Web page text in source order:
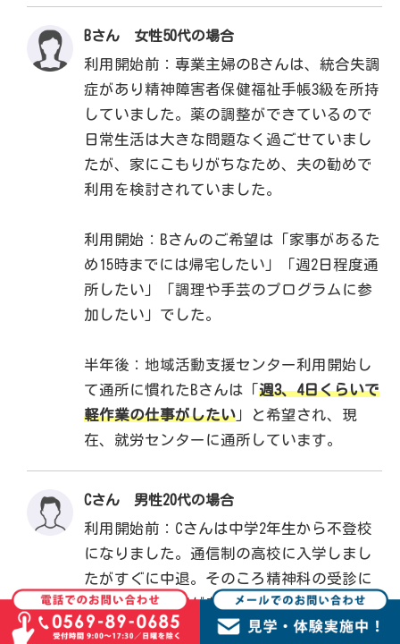
Bさん 女性50代の場合
利用開始前：専業主婦のBさんは、統合失調
症があり精神障害者保健福祉手帳3級を所持
していました。薬の調整ができているので
日常生活は大きな問題なく過ごせていまし
たが、家にこもりがちなため、夫の勧めで
利用を検討されていました。
利用開始：Bさんのご希望は「家事があるた
め15時までには帰宅したい」「週2日程度通
所したい」「調理や手芸のプログラムに参
加したい」でした。
半年後：地域活動支援センター利用開始し
て通所に慣れたBさんは「週3、4日くらいで
軽作業の仕事がしたい」と希望され、現
在、就労センターに通所しています。
Cさん 男性20代の場合
利用開始前：Cさんは中学2年生から不登校
になりました。通信制の高校に入学しまし
たがすぐに中退。そのころ精神科の受診に
よって発達障害があることが分かりまし
た。自宅にこもりがちなうえ、何かのきっ